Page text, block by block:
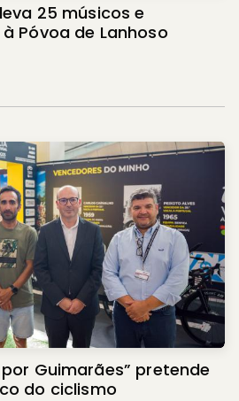
25 músicos e
Póvoa de Lanhoso
Guimarães” pretende
do ciclismo